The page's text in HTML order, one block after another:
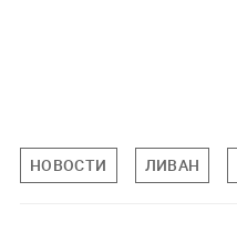
НОВОСТИ ЛИВАН